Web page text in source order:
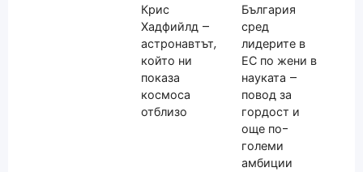
Крис
Хадфийлд –
астронавтът,
който ни
показа
космоса
отблизо
България
сред
лидерите в
ЕС по жени в
науката –
повод за
гордост и
още по-
големи
амбиции